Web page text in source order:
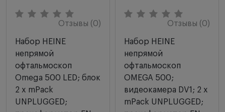
Отзывы (0)
Набор HEINE
непрямой
офтальмоскоп
Omega 500 LED; блок
2 x mPack
UNPLUGGED;
Отзывы (0)
Набор HEINE
непрямой
офтальмоскоп
OMEGA 500;
видеокамера DV1; 2 x
mPack UNPLUGGED;